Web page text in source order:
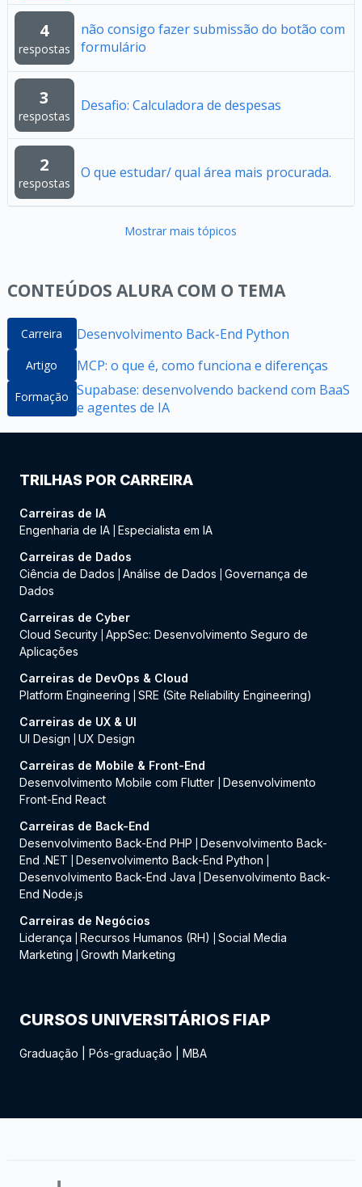
4
respostas
não consigo fazer submissão do botão com
formulário
3
respostas
Desafio: Calculadora de despesas
2
respostas
O que estudar/ qual área mais procurada.
Mostrar mais tópicos
CONTEÚDOS ALURA COM O TEMA
Carreira Desenvolvimento Back-End Python
Artigo MCP: o que é, como funciona e diferenças
Formação Supabase: desenvolvendo backend com BaaS
e agentes de IA
TRILHAS POR CARREIRA
Carreiras de IA
Engenharia de IA Especialista em IA
Carreiras de Dados
Ciência de Dados
Análise de Dados
Governança de
Dados
Carreiras de Cyber
Cloud Security AppSec: Desenvolvimento Seguro de
Aplicações
Carreiras de DevOps & Cloud
Platform Engineering
SRE (Site Reliability Engineering)
Carreiras de UX & UI
UI Design
UX Design
Carreiras de Mobile & Front-End
Desenvolvimento Mobile com Flutter
Desenvolvimento
Front-End React
Carreiras de Back-End
Desenvolvimento Back-End PHP
Desenvolvimento Back-
End .NET
Desenvolvimento Back-End Python
Desenvolvimento Back-End Java
Desenvolvimento Back-
End Node.js
Carreiras de Negócios
Liderança
Recursos Humanos (RH)
Social Media
Marketing
Growth Marketing
CURSOS UNIVERSITÁRIOS FIAP
Graduação Pós-graduação MBA